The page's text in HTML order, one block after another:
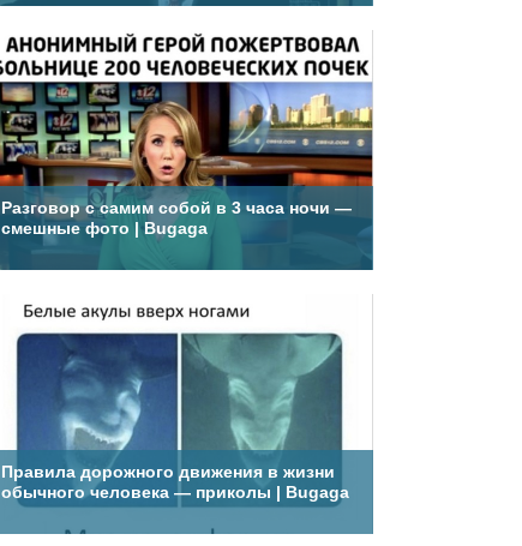
Разговор с самим собой в 3 часа ночи —
смешные фото | Bugaga
Правила дорожного движения в жизни
обычного человека — приколы | Bugaga